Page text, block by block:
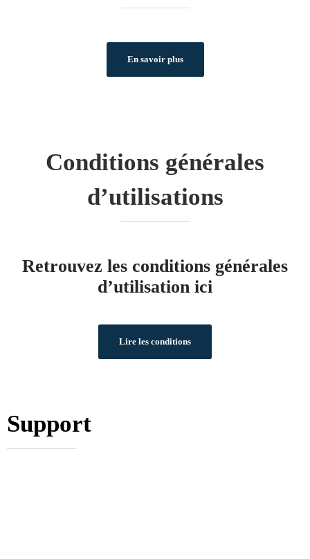
En savoir plus
Conditions générales
d’utilisations
Retrouvez les conditions générales
d’utilisation ici
Lire les conditions
Support